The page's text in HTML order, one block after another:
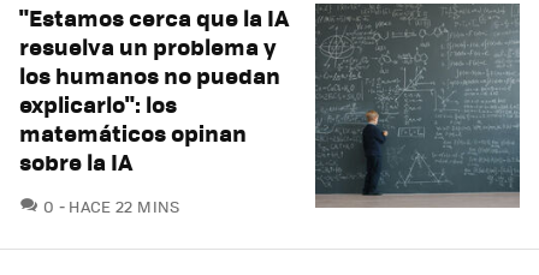
"Estamos cerca que la IA
resuelva un problema y
los humanos no puedan
explicarlo": los
matemáticos opinan
sobre la IA
0 COMENTARIOS
HACE 22 MINS